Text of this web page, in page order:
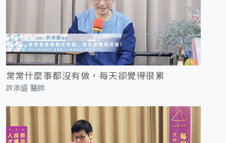
常常什麼事都沒有做，每天卻覺得很累
許添盛 醫師